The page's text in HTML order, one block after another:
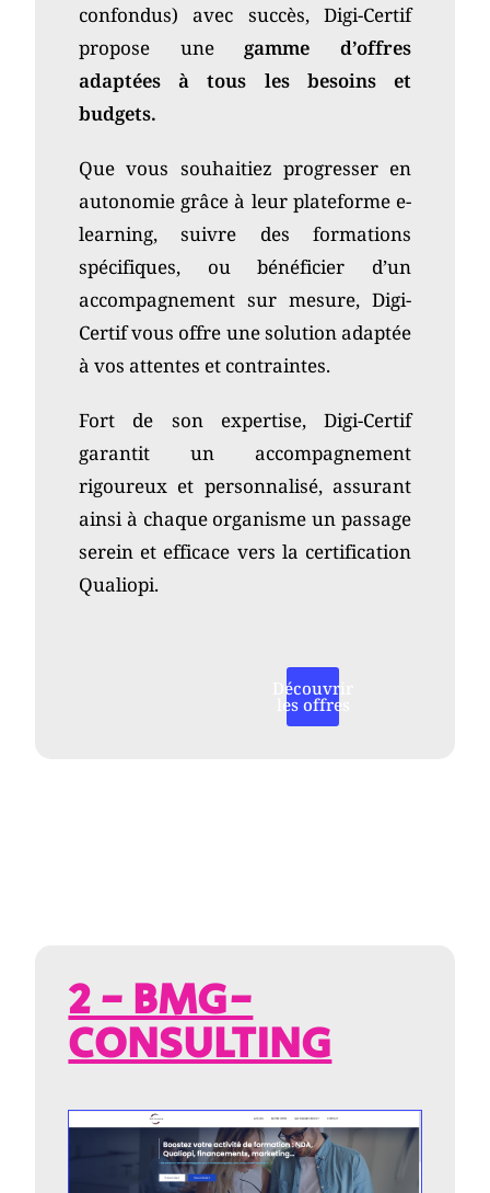
confondus)avec succès, Digi-Certif
propose une gamme d’offres
adaptées à tous les besoins et
budgets.
Que vous souhaitiez progresser en
autonomie grâce à leur plateforme e-
learning, suivre des formations
spécifiques, ou bénéficier d’un
accompagnement sur mesure, Digi-
Certif vous offre une solution adaptée
à vos attentes et contraintes.
Fort de son expertise, Digi-Certif
garantit un accompagnement
rigoureux et personnalisé, assurant
ainsi à chaque organisme un passage
serein et efficace vers la certification
Qualiopi.
Découvrir
les offres
2 - BMG-
CONSULTING